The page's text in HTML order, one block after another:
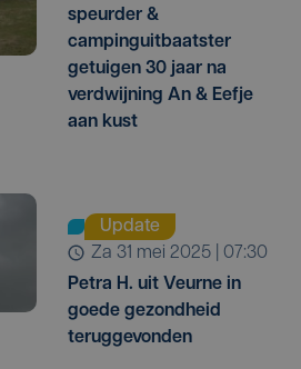
speurder &
campinguitbaatster
getuigen 30 jaar na
verdwijning An & Eefje
aan kust
Update
za 31 mei 2025 | 07:30
Petra H. uit Veurne in
goede gezondheid
teruggevonden